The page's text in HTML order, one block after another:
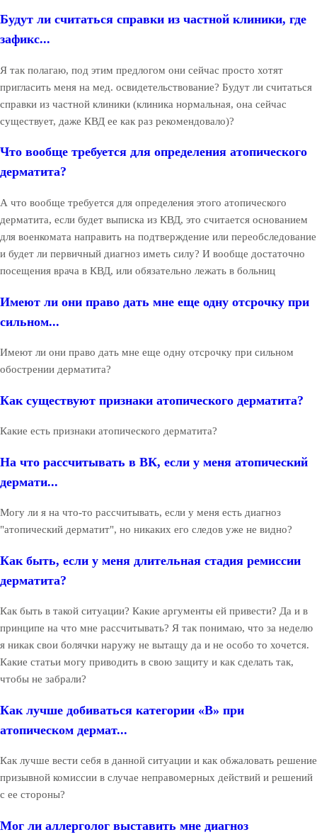
Будут ли считаться справки из частной клиники, где
зафикс...
Я так полагаю, под этим предлогом они сейчас просто хотят
пригласить меня на мед. освидетельствование? Будут ли считаться
справки из частной клиники (клиника нормальная, она сейчас
существует, даже КВД ее как раз рекомендовало)?
Что вообще требуется для определения атопического
дерматита?
А что вообще требуется для определения этого атопического
дерматита, если будет выписка из КВД, это считается основанием
для военкомата направить на подтверждение или переобследование
и будет ли первичный диагноз иметь силу? И вообще достаточно
посещения врача в КВД, или обязательно лежать в больниц
Имеют ли они право дать мне еще одну отсрочку при
сильном...
Имеют ли они право дать мне еще одну отсрочку при сильном
обострении дерматита?
Как существуют признаки атопического дерматита?
Какие есть признаки атопического дерматита?
На что рассчитывать в ВК, если у меня атопический
дермати...
Могу ли я на что-то рассчитывать, если у меня есть диагноз
"атопический дерматит", но никаких его следов уже не видно?
Как быть, если у меня длительная стадия ремиссии
дерматита?
Как быть в такой ситуации? Какие аргументы ей привести? Да и в
принципе на что мне рассчитывать? Я так понимаю, что за неделю
я никак свои болячки наружу не вытащу да и не особо то хочется.
Какие статьи могу приводить в свою защиту и как сделать так,
чтобы не забрали?
Как лучше добиваться категории «В» при
атопическом дермат...
Как лучше вести себя в данной ситуации и как обжаловать решение
призывной комиссии в случае неправомерных действий и решений
с ее стороны?
Мог ли аллерголог выставить мне диагноз